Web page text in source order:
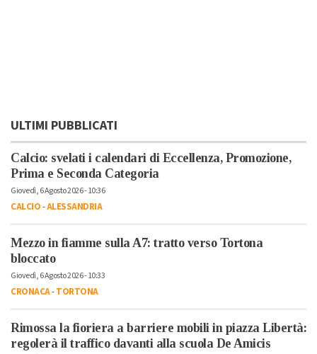
ULTIMI PUBBLICATI
Calcio: svelati i calendari di Eccellenza, Promozione,
Prima e Seconda Categoria
Giovedì, 6 Agosto 2026 - 10:36
CALCIO-ALESSANDRIA
Mezzo in fiamme sulla A7: tratto verso Tortona
bloccato
Giovedì, 6 Agosto 2026 - 10:33
CRONACA-TORTONA
Rimossa la fioriera a barriere mobili in piazza Libertà:
regolerà il traffico davanti alla scuola De Amicis